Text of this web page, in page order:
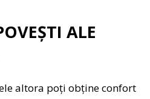
ALE
altora poți obține confort